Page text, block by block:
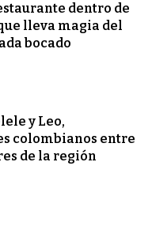
dentro de
lleva magia del
bocado
y Leo,
colombianos entre
de la región